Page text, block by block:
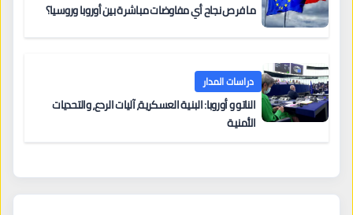
ما فرص نجاح أي مفاوضات مباشرة بين أوروبا وروسيا؟
دراسات المدار
الناتو و أوروبا: البنية العسكرية، آليات الردع، والتحديات
الأمنية